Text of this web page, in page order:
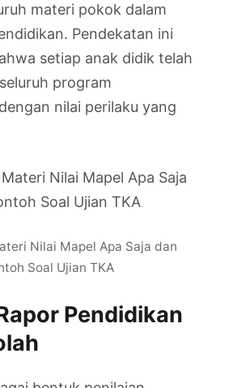
materi pokok dalam
Pendekatan ini
setiap anak didik telah
program
nilai perilaku yang
Nilai Mapel Apa Saja dan
Soal Ujian TKA
Pendidikan